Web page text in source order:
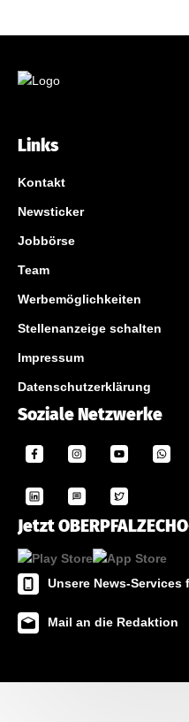
Links
Kontakt
Newsticker
Jobbörse
Team
Werbemöglichkeiten
Stellenanzeige schalten
Impressum
Datenschutzerklärung
Soziale Netzwerke
Jetzt
Unsere News-Services
Mail an die Redaktion